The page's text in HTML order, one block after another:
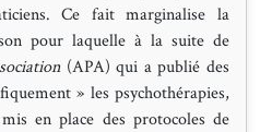
Ce fait marginalise la
pour laquelle à la suite de
(APA) qui a publié des
» les psychothérapies,
en place des protocoles de